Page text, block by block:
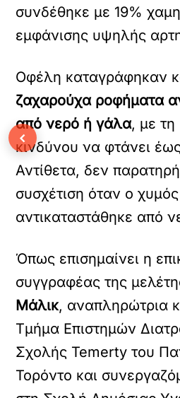
συνδέθηκε με 19%
εμφάνισης υψηλής
Οφέλη καταγράφηκαν
ζαχαρούχα ροφήματα
από νερό ή γάλα, με τη
κινδύνου να φτάνει
Αντίθετα, δεν
συσχέτιση όταν ο
αντικαταστάθηκε από
Όπως επισημαίνει η
συγγραφέας της
Μάλικ, αναπληρώτρια
Τμήμα Επιστημών
Σχολής Temerty του
Τορόντο και
‹